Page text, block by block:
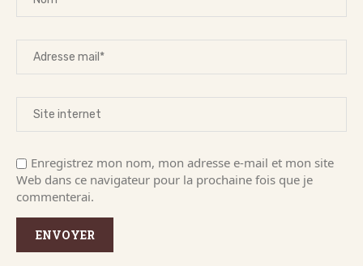
Enregistrez mon nom, mon adresse e-mail et mon site
Web dans ce navigateur pour la prochaine fois que je
commenterai.